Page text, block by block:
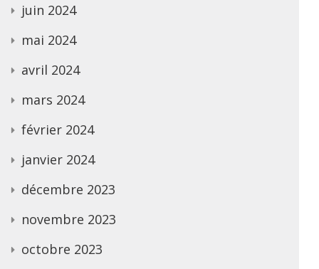
juin 2024
mai 2024
avril 2024
mars 2024
février 2024
janvier 2024
décembre 2023
novembre 2023
octobre 2023